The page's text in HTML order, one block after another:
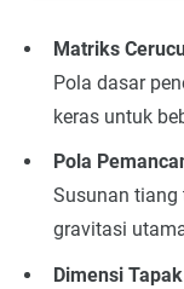
Matriks
Pola dasar
keras untuk
Pola
Susunan tiang
gravitasi
Dimensi